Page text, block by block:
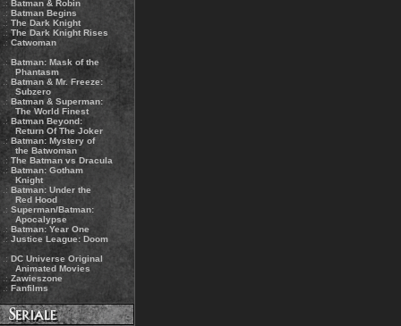
.: Batman & Robin
.: Batman Begins
.: The Dark Knight
.: The Dark Knight Rises
.: Catwoman
.:Batman: Mask of the
Phantasm
.: Batman & Mr. Freeze:
Subzero
.: Batman & Superman:
The World Finest
.: Batman Beyond:
Return Of The Joker
.: Batman: Mystery of
the Batwoman
.: The Batman vs Dracula
.: Batman: Gotham
Knight
.: Batman: Under the
Red Hood
.: Superman/Batman:
Apocalypse
.: Batman: Year One
.: Justice League: Doom
.: DC Universe Original
Animated Movies
.: Zawieszone
.: Fanfilms